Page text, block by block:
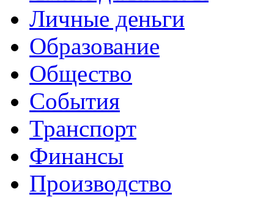
Личные деньги
Образование
Общество
События
Транспорт
Финансы
Производство